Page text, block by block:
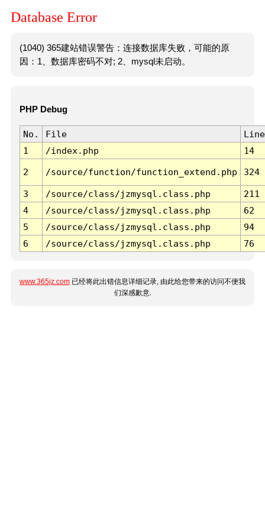
Database Error
(1040) 365建站错误警告：连接数据库失败，可能的原
因：1、数据库密码不对; 2、mysql未启动。
PHP Debug
No. File
Line
1
/index.php 14
2 /source/function/function_extend.php 324
3 /source/class/jzmysql.class.php
211
4
/source/class/jzmysql.class.php
62
5
/source/class/jzmysql.class.php
94
6
/source/class/jzmysql.class.php 76
www.365jz.com 已经将此出错信息详细记录, 由此给您带来的访问不便我
们深感歉意.